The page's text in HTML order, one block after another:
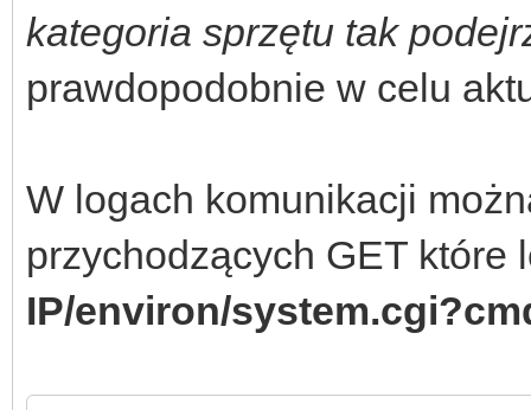
kategoria sprzętu tak
prawdopodobnie w celu
W logach komunikacji
przychodzących GET które
IP/environ/